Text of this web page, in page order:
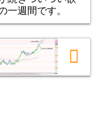
一週間です。